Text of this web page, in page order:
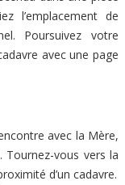
l’emplacement de
Poursuivez votre
avec une page
avec la Mère,
Tournez-vous vers la
d’un cadavre.